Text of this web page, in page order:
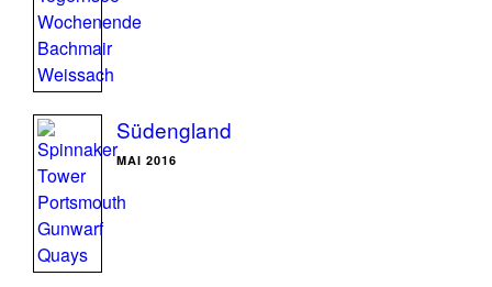
Südengland
MAI 2016